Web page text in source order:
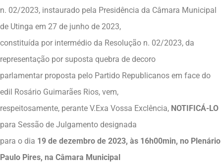
n. 02/2023, instaurado pela Presidência da Câmara Municipal
de Utinga em 27 de junho de 2023,
constituída por intermédio da Resolução n. 02/2023, da
representação por suposta quebra de decoro
parlamentar proposta pelo Partido Republicanos em face do
edil Rosário Guimarães Rios, vem,
respeitosamente, perante V.Exa Vossa Exclência, NOTIFICÁ-LO
para Sessão de Julgamento designada
para o dia 19 de dezembro de 2023, às 16h00min, no Plenário
Paulo Pires, na Câmara Municipal